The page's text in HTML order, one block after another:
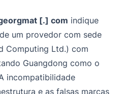
[.] com indique
um provedor com sede
Computing Ltd.) com
Guangdong como o
incompatibilidade
e as falsas marcas